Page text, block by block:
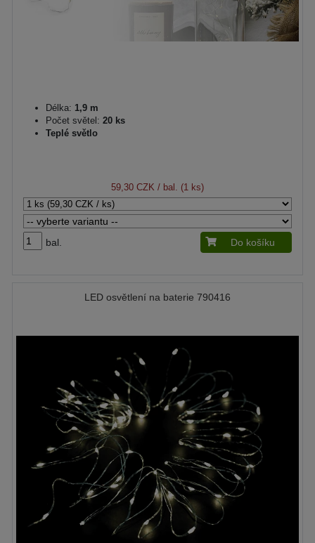
Délka: 1,9 m
Počet světel: 20 ks
Teplé světlo
59,30 CZK / bal. (1 ks)
bal. Do košíku
LED osvětlení na baterie 790416